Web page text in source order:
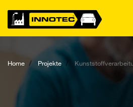
Home Projekte